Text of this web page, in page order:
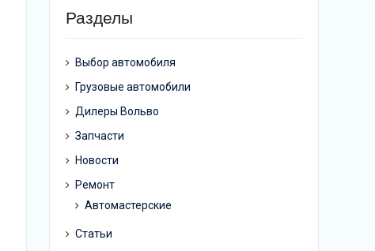
Разделы
Выбор автомобиля
Грузовые автомобили
Дилеры Вольво
Запчасти
Новости
Ремонт
Автомастерские
Статьи